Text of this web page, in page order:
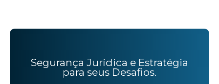
Segurança Jurídica e Estratégia
para seus Desafios.